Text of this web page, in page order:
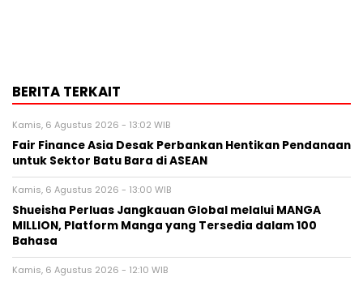
BERITA TERKAIT
Kamis, 6 Agustus 2026 - 13:02 WIB
Fair Finance Asia Desak Perbankan Hentikan Pendanaan
untuk Sektor Batu Bara di ASEAN
Kamis, 6 Agustus 2026 - 13:00 WIB
Shueisha Perluas Jangkauan Global melalui MANGA
MILLION, Platform Manga yang Tersedia dalam 100
Bahasa
Kamis, 6 Agustus 2026 - 12:10 WIB